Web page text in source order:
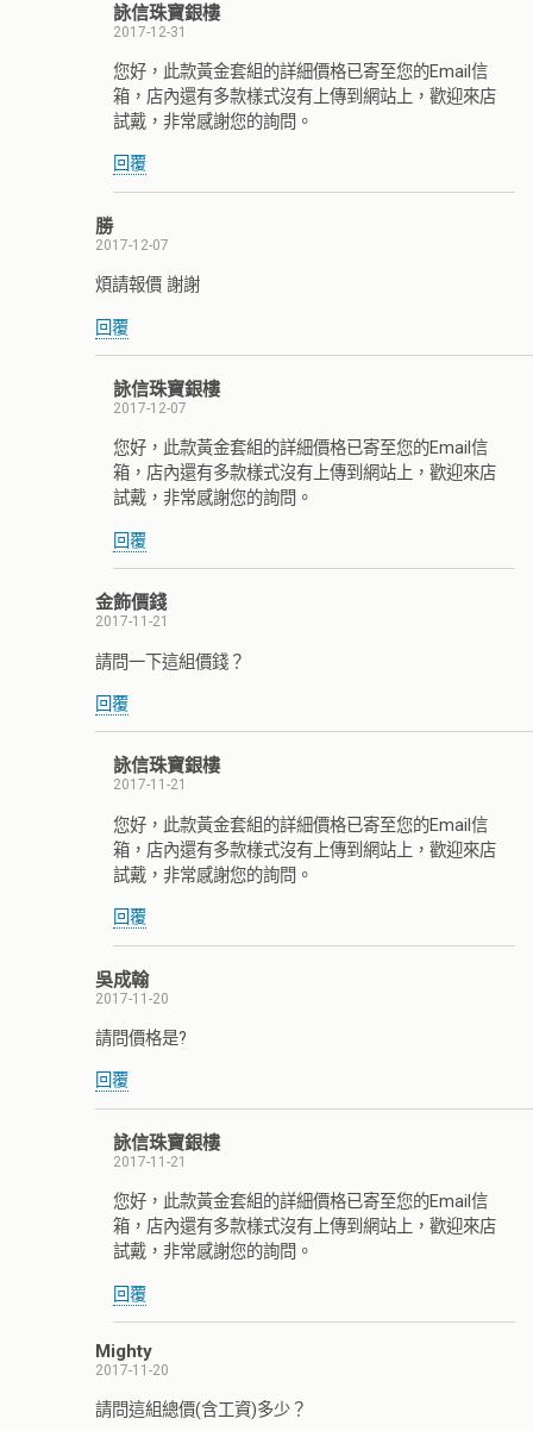
詠信珠寶銀樓
2017-12-31
您好，此款黃金套組的詳細價格已寄至您的Email信
箱，店內還有多款樣式沒有上傳到網站上，歡迎來店
試戴，非常感謝您的詢問。
回覆
勝
2017-12-07
煩請報價 謝謝
回覆
詠信珠寶銀樓
2017-12-07
您好，此款黃金套組的詳細價格已寄至您的Email信
箱，店內還有多款樣式沒有上傳到網站上，歡迎來店
試戴，非常感謝您的詢問。
回覆
金飾價錢
2017-11-21
請問一下這組價錢？
回覆
詠信珠寶銀樓
2017-11-21
您好，此款黃金套組的詳細價格已寄至您的Email信
箱，店內還有多款樣式沒有上傳到網站上，歡迎來店
試戴，非常感謝您的詢問。
回覆
吳成翰
2017-11-20
請問價格是?
回覆
詠信珠寶銀樓
2017-11-21
您好，此款黃金套組的詳細價格已寄至您的Email信
箱，店內還有多款樣式沒有上傳到網站上，歡迎來店
試戴，非常感謝您的詢問。
回覆
Mighty
2017-11-20
請問這組總價(含工資)多少？